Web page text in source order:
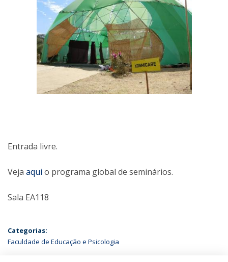
Entrada livre.
Veja aqui o programa global de seminários.
Sala EA118
Categorias:
Faculdade de Educação e Psicologia